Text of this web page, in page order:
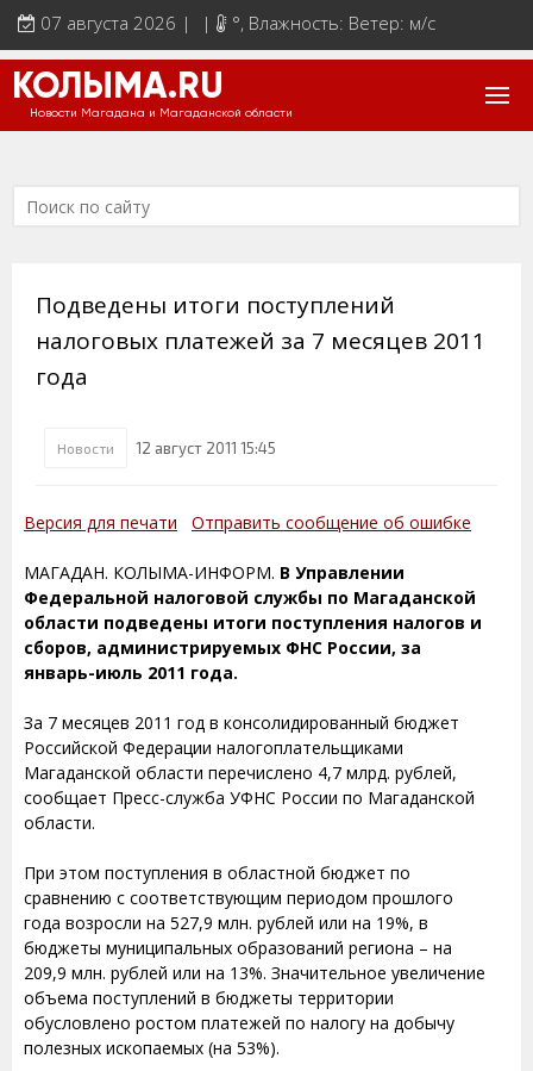
07 августа 2026 | | °, Влажность: Ветер: м/с
КОЛЫМА.RU
Новости Магадана и Магаданской области
Подведены итоги поступлений
налоговых платежей за 7 месяцев 2011
года
Новости 12 август 2011 15:45
Версия для печати Отправить сообщение об ошибке
МАГАДАН. КОЛЫМА-ИНФОРМ. В Управлении
Федеральной налоговой службы по Магаданской
области подведены итоги поступления налогов и
сборов, администрируемых ФНС России, за
январь-июль 2011 года.
За 7 месяцев 2011 год в консолидированный бюджет
Российской Федерации налогоплательщиками
Магаданской области перечислено 4,7 млрд. рублей,
сообщает Пресс-служба УФНС России по Магаданской
области.
При этом поступления в областной бюджет по
сравнению с соответствующим периодом прошлого
года возросли на 527,9 млн. рублей или на 19%, в
бюджеты муниципальных образований региона – на
209,9 млн. рублей или на 13%. Значительное увеличение
объема поступлений в бюджеты территории
обусловлено ростом платежей по налогу на добычу
полезных ископаемых (на 53%).